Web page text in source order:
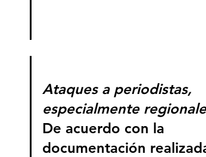
Ataques a periodistas,
especialmente
De acuerdo con la
documentación